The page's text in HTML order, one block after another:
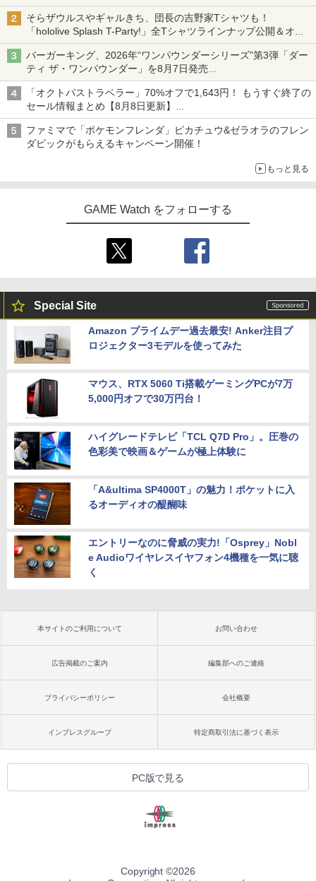
初回は「機動戦士ガンダム【HDリマスター版】」
そらザウルスやギャルきち、団長の吉野家Tシャツも！
「hololive Splash T-Party!」全Tシャツラインナップ公開＆オン
ライン販売開始
バーガーキング、2026年“ワンパウンダーシリーズ”第3弾「ダー
ティ ザ・ワンパウンダー」を8月7日発売
「特製ガーリックマヨソース」を使用した超大型チーズバーガー
「オクトパストラベラー」70%オフで1,643円！ もうすぐ終了の
セール情報まとめ【8月8日更新】
ニンテンドーeショップでは「大神 絶景版」が67%オフで990円
ファミマで「ポケモンフレンダ」ピカチュウ&ゼラオラのフレン
ダピックがもらえるキャンペーン開催！
もっと見る
GAME Watch をフォローする
Special Site
Amazon プライムデー過去最安! Anker注目プ
ロジェクター3モデルを使ってみた
マウス、RTX 5060 Ti搭載ゲーミングPCが7万
5,000円オフで30万円台！
ハイグレードテレビ「TCL Q7D Pro」。圧巻の
色彩美で映画＆ゲームが極上体験に
「A&ultima SP4000T」の魅力！ポケットに入
るオーディオの醍醐味
エントリーなのに脅威の実力!「Osprey」Nobl
e Audioワイヤレスイヤフォン4機種を一気に聴
く
本サイトのご利用について お問い合わせ
広告掲載のご案内 編集部へのご連絡
プライバシーポリシー 会社概要
インプレスグループ 特定商取引法に基づく表示
PC版で見る
Copyright ©2026